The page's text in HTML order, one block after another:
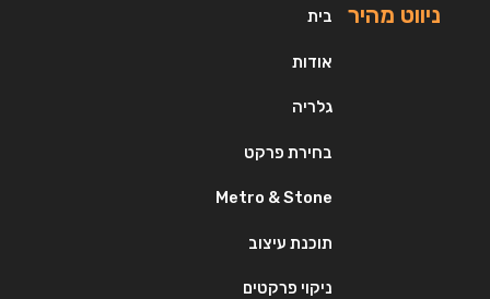
ניווט מהיר בית
אודות
גלריה
בחירת פרקט
Metro & Stone
תוכנת עיצוב
ניקוי פרקטים